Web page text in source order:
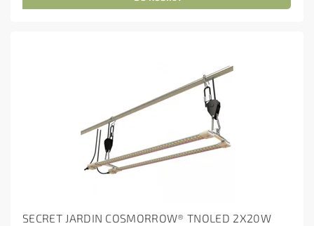
SECRET JARDIN COSMORROW® TNOLED 2X20W